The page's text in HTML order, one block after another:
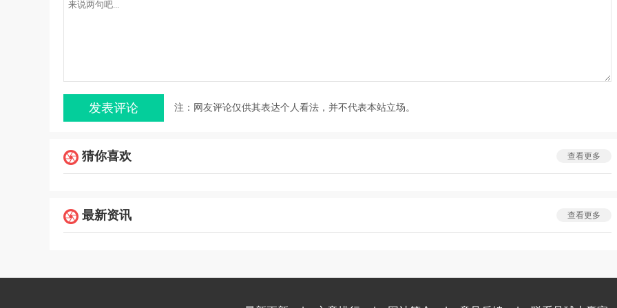
注：网友评论仅供其表达个人看法，并不代表本站立场。
猜你喜欢 查看更多
最新资讯 查看更多